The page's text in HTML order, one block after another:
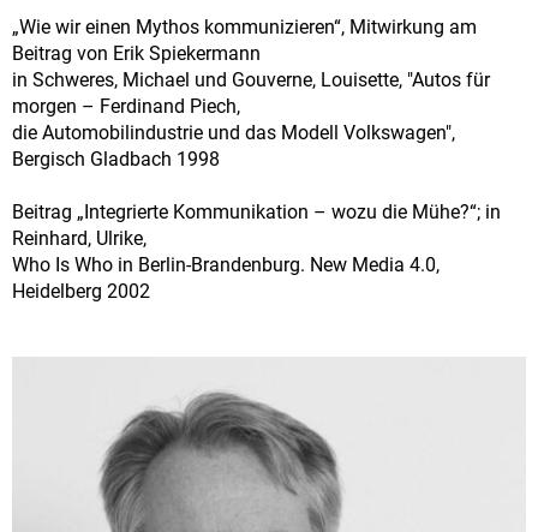
„Wie wir einen Mythos kommunizieren“, Mitwirkung am
Beitrag von Erik Spiekermann
in Schweres, Michael und Gouverne, Louisette, "Autos für
morgen – Ferdinand Piech,
die Automobilindustrie und das Modell Volkswagen",
Bergisch Gladbach 1998
Beitrag „Integrierte Kommunikation – wozu die Mühe?“; in
Reinhard, Ulrike,
Who Is Who in Berlin-Brandenburg. New Media 4.0,
Heidelberg 2002